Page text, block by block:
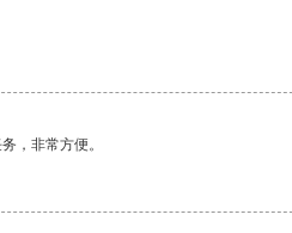
，非常方便。